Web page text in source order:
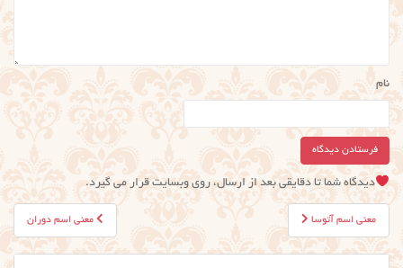
نام
دیدگاه شما تا دقایقی بعد از ارسال، روی وبسایت قرار می گیرد.
راهبری
نوشته
معنی اسم دوران معنی اسم آتوسا